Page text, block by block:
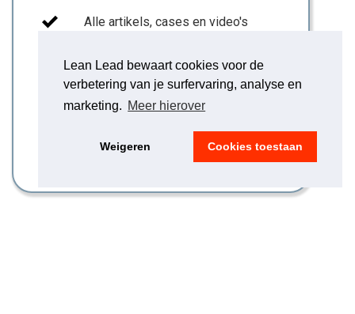
Lean Lead bewaart cookies voor de
verbetering van je surfervaring, analyse en
marketing. Meer hierover
Weigeren Cookies toestaan
Alle artikels, cases en video's
€2950
Excl. btw. Jaarlijks gefactureerd.
op naam.